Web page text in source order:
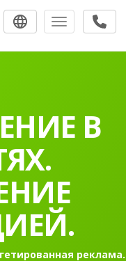
Toggle
В
реклама.